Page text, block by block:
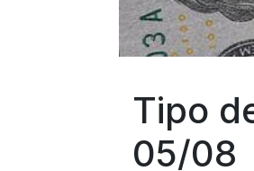
Tipo
05/08